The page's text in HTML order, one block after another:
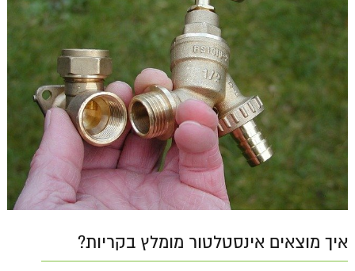
איך מוצאים אינסטלטור מומלץ בקריות?